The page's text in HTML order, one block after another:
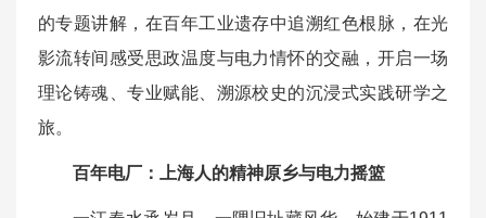
的专题讲解，在百年工业遗存中追溯红色根脉，在光
影流转间感受思政温度与电力情怀的交融，开启一场
理论铸魂、专业赋能、溯源校史的沉浸式实践研学之
旅。
百年电厂：上海人的精神原乡与电力摇篮